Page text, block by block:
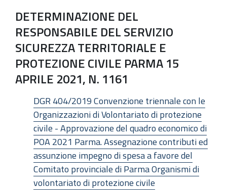
DETERMINAZIONE DEL
RESPONSABILE DEL SERVIZIO
SICUREZZA TERRITORIALE E
PROTEZIONE CIVILE PARMA 15
APRILE 2021, N. 1161
DGR 404/2019 Convenzione triennale con le
Organizzazioni di Volontariato di protezione
civile - Approvazione del quadro economico di
POA 2021 Parma. Assegnazione contributi ed
assunzione impegno di spesa a favore del
Comitato provinciale di Parma Organismi di
volontariato di protezione civile